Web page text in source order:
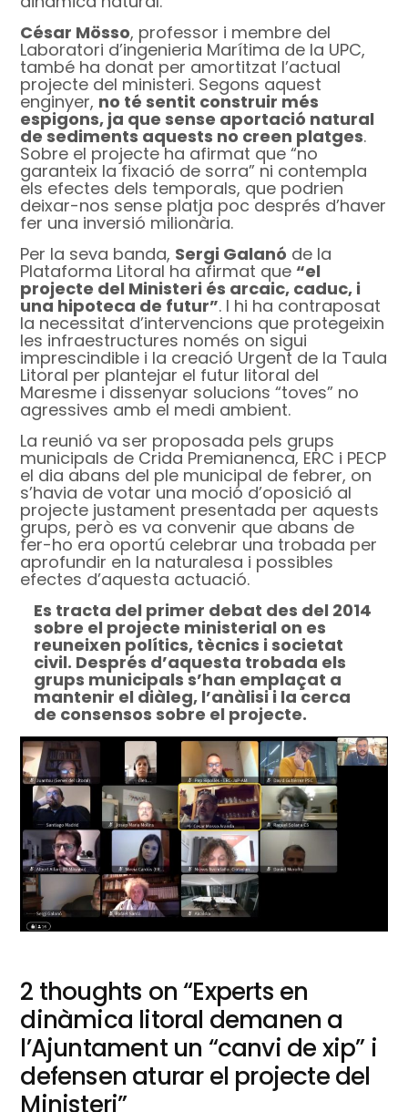
César Mösso, professor i membre del
Laboratori d’ingenieria Marítima de la UPC,
també ha donat per amortitzat l’actual
projecte del ministeri. Segons aquest
enginyer, no té sentit construir més
espigons, ja que sense aportació natural
de sediments aquests no creen platges.
Sobre el projecte ha afirmat que “no
garanteix la fixació de sorra” ni contempla
els efectes dels temporals, que podrien
deixar-nos sense platja poc després d’haver
fer una inversió milionària.
Per la seva banda, Sergi Galanó de la
Plataforma Litoral ha afirmat que “el
projecte del Ministeri és arcaic, caduc, i
una hipoteca de futur”. I hi ha contraposat
la necessitat d’intervencions que protegeixin
les infraestructures només on sigui
imprescindible i la creació Urgent de la Taula
Litoral per plantejar el futur litoral del
Maresme i dissenyar solucions “toves” no
agressives amb el medi ambient.
La reunió va ser proposada pels grups
municipals de Crida Premianenca, ERC i PECP
el dia abans del ple municipal de febrer, on
s’havia de votar una moció d’oposició al
projecte justament presentada per aquests
grups, però es va convenir que abans de
fer-ho era oportú celebrar una trobada per
aprofundir en la naturalesa i possibles
efectes d’aquesta actuació.
Es tracta del primer debat des del 2014
sobre el projecte ministerial on es
reuneixen polítics, tècnics i societat
civil. Després d’aquesta trobada els
grups municipals s’han emplaçat a
mantenir el diàleg, l’anàlisi i la cerca
de consensos sobre el projecte.
2 thoughts on “Experts en
dinàmica litoral demanen a
l’Ajuntament un “canvi de xip” i
defensen aturar el projecte del
Ministeri”